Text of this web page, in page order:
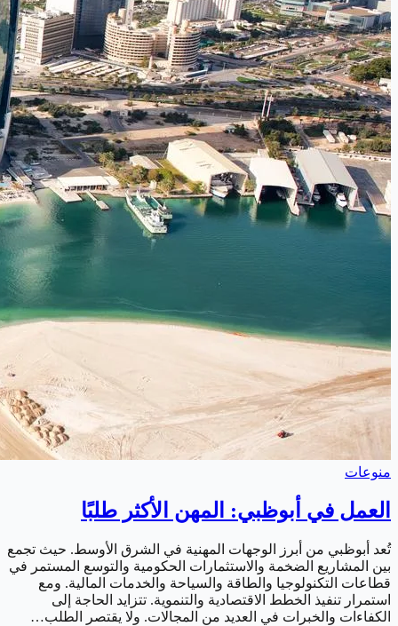
منوعات
العمل في أبوظبي: المهن الأكثر طلبًا
تُعد أبوظبي من أبرز الوجهات المهنية في الشرق الأوسط. حيث تجمع
بين المشاريع الضخمة والاستثمارات الحكومية والتوسع المستمر في
قطاعات التكنولوجيا والطاقة والسياحة والخدمات المالية. ومع
استمرار تنفيذ الخطط الاقتصادية والتنموية. تتزايد الحاجة إلى
الكفاءات والخبرات في العديد من المجالات. ولا يقتصر الطلب…